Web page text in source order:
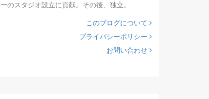
一のスタジオ設立に貢献。その後、独立。
このブログについて
プライバシーポリシー
お問い合わせ